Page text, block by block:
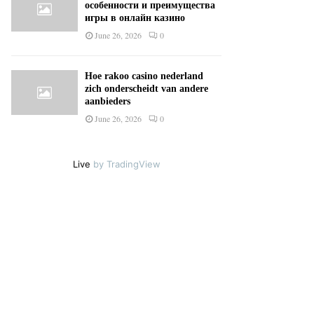
особенности и преимущества
игры в онлайн казино
June 26, 2026 0
Hoe rakoo casino nederland
zich onderscheidt van andere
aanbieders
June 26, 2026 0
Live by TradingView